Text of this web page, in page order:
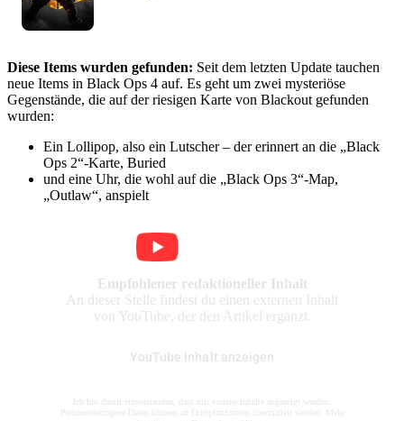
Diese Items wurden gefunden: Seit dem letzten Update tauchen
neue Items in Black Ops 4 auf. Es geht um zwei mysteriöse
Gegenstände, die auf der riesigen Karte von Blackout gefunden
wurden:
Ein Lollipop, also ein Lutscher – der erinnert an die „Black
Ops 2“-Karte, Buried
und eine Uhr, die wohl auf die „Black Ops 3“-Map,
„Outlaw“, anspielt
Empfohlener redaktioneller Inhalt
An dieser Stelle findest du einen externen Inhalt
von YouTube, der den Artikel ergänzt.
YouTube Inhalt anzeigen
Ich bin damit einverstanden, dass mir externe Inhalte angezeigt werden.
Personenbezogene Daten können an Drittplattformen übermittelt werden. Mehr